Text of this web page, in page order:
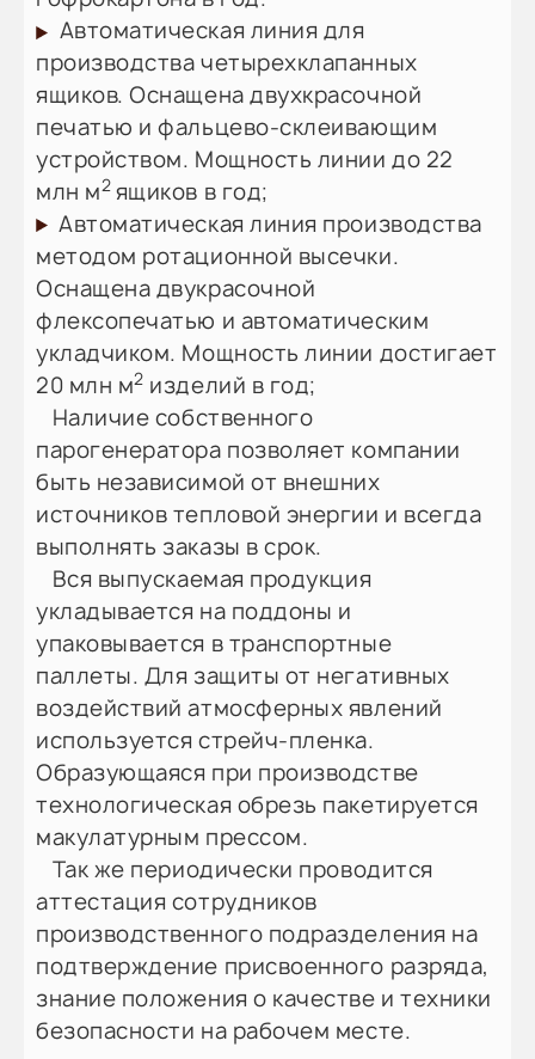
Автоматическая линия для
производства четырехклапанных
ящиков. Оснащена двухкрасочной
печатью и фальцево-склеивающим
устройством. Мощность линии до 22
млн м2 ящиков в год;
Автоматическая линия производства
методом ротационной высечки.
Оснащена двукрасочной
флексопечатью и автоматическим
укладчиком. Мощность линии достигает
20 млн м2 изделий в год;
Наличие собственного
парогенератора позволяет компании
быть независимой от внешних
источников тепловой энергии и всегда
выполнять заказы в срок.
Вся выпускаемая продукция
укладывается на поддоны и
упаковывается в транспортные
паллеты. Для защиты от негативных
воздействий атмосферных явлений
используется стрейч-пленка.
Образующаяся при производстве
технологическая обрезь пакетируется
макулатурным прессом.
Так же периодически проводится
аттестация сотрудников
производственного подразделения на
подтверждение присвоенного разряда,
знание положения о качестве и техники
безопасности на рабочем месте.